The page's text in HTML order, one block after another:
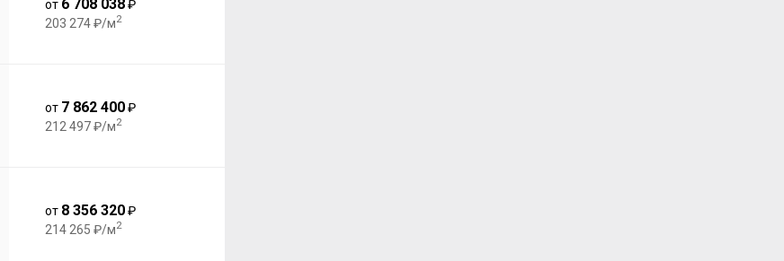
от 6 708 038₽
203 274 ₽/м2
от 7 862 400₽
212 497 ₽/м2
от 8 356 320₽
214 265 ₽/м2